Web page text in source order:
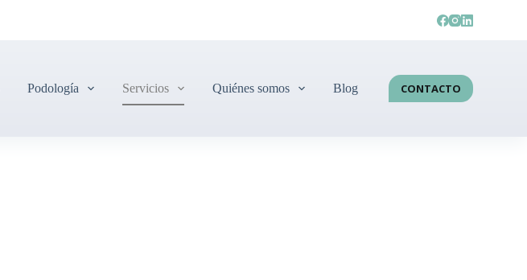
Podología Servicios Quiénes somos Blog CONTACTO